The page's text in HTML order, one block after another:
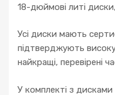
18-дюймові литі
Усі диски мають
підтверджують
найкращі, перевірені
У комплекті з дисками